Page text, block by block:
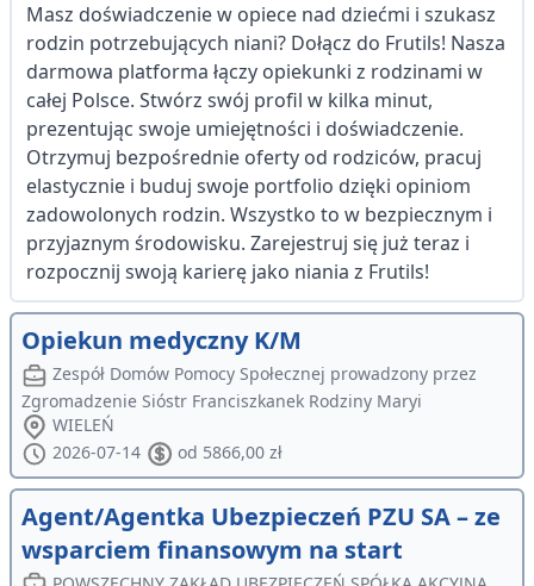
Masz doświadczenie w opiece nad dziećmi i szukasz
rodzin potrzebujących niani? Dołącz do Frutils! Nasza
darmowa platforma łączy opiekunki z rodzinami w
całej Polsce. Stwórz swój profil w kilka minut,
prezentując swoje umiejętności i doświadczenie.
Otrzymuj bezpośrednie oferty od rodziców, pracuj
elastycznie i buduj swoje portfolio dzięki opiniom
zadowolonych rodzin. Wszystko to w bezpiecznym i
przyjaznym środowisku. Zarejestruj się już teraz i
rozpocznij swoją karierę jako niania z Frutils!
Opiekun medyczny K/M
Zespół Domów Pomocy Społecznej prowadzony przez
Zgromadzenie Sióstr Franciszkanek Rodziny Maryi
WIELEŃ
2026-07-14
od 5866,00 zł
Agent/Agentka Ubezpieczeń PZU SA – ze
wsparciem finansowym na start